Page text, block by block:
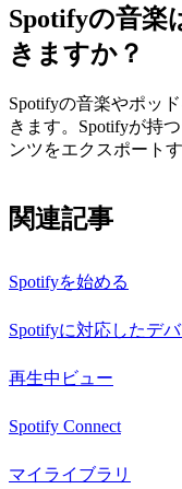
Spotifyの音楽
きますか？
Spotifyの音楽やポッ
きます。Spotifyが持
ンツをエクスポート
関連記事
Spotifyを始める
Spotifyに対応したデ
再生中ビュー
Spotify Connect
マイライブラリ